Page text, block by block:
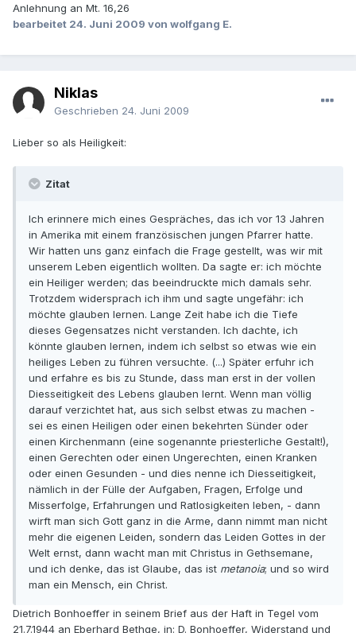
Anlehnung an Mt. 16,26
bearbeitet 24. Juni 2009 von wolfgang E.
Niklas
Geschrieben 24. Juni 2009
Lieber so als Heiligkeit:
Zitat
Ich erinnere mich eines Gespräches, das ich vor 13 Jahren
in Amerika mit einem französischen jungen Pfarrer hatte.
Wir hatten uns ganz einfach die Frage gestellt, was wir mit
unserem Leben eigentlich wollten. Da sagte er: ich möchte
ein Heiliger werden; das beeindruckte mich damals sehr.
Trotzdem widersprach ich ihm und sagte ungefähr: ich
möchte glauben lernen. Lange Zeit habe ich die Tiefe
dieses Gegensatzes nicht verstanden. Ich dachte, ich
könnte glauben lernen, indem ich selbst so etwas wie ein
heiliges Leben zu führen versuchte. (...) Später erfuhr ich
und erfahre es bis zu Stunde, dass man erst in der vollen
Diesseitigkeit des Lebens glauben lernt. Wenn man völlig
darauf verzichtet hat, aus sich selbst etwas zu machen -
sei es einen Heiligen oder einen bekehrten Sünder oder
einen Kirchenmann (eine sogenannte priesterliche Gestalt!),
einen Gerechten oder einen Ungerechten, einen Kranken
oder einen Gesunden - und dies nenne ich Diesseitigkeit,
nämlich in der Fülle der Aufgaben, Fragen, Erfolge und
Misserfolge, Erfahrungen und Ratlosigkeiten leben, - dann
wirft man sich Gott ganz in die Arme, dann nimmt man nicht
mehr die eigenen Leiden, sondern das Leiden Gottes in der
Welt ernst, dann wacht man mit Christus in Gethsemane,
und ich denke, das ist Glaube, das ist metanoia; und so wird
man ein Mensch, ein Christ.
Dietrich Bonhoeffer in seinem Brief aus der Haft in Tegel vom
21.7.1944 an Eberhard Bethge, in: D. Bonhoeffer, Widerstand und